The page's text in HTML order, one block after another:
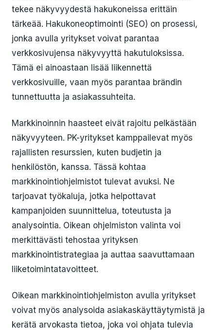
tekee näkyvyydestä hakukoneissa erittäin
tärkeää. Hakukoneoptimointi (SEO) on prosessi,
jonka avulla yritykset voivat parantaa
verkkosivujensa näkyvyyttä hakutuloksissa.
Tämä ei ainoastaan lisää liikennettä
verkkosivuille, vaan myös parantaa brändin
tunnettuutta ja asiakassuhteita.
Markkinoinnin haasteet eivät rajoitu pelkästään
näkyvyyteen. PK-yritykset kamppailevat myös
rajallisten resurssien, kuten budjetin ja
henkilöstön, kanssa. Tässä kohtaa
markkinointiohjelmistot tulevat avuksi. Ne
tarjoavat työkaluja, jotka helpottavat
kampanjoiden suunnittelua, toteutusta ja
analysointia. Oikean ohjelmiston valinta voi
merkittävästi tehostaa yrityksen
markkinointistrategiaa ja auttaa saavuttamaan
liiketoimintatavoitteet.
Oikean markkinointiohjelmiston avulla yritykset
voivat myös analysoida asiakaskäyttäytymistä ja
kerätä arvokasta tietoa, joka voi ohjata tulevia